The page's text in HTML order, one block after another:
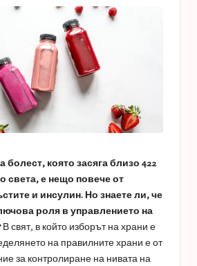
болест, която засяга близо 422
света, е нещо повече от
и инсулин. Но знаете ли, че
роля в управлението на
В свят, в който изборът на храни е
на правилните храни е от
за контролиране на нивата на